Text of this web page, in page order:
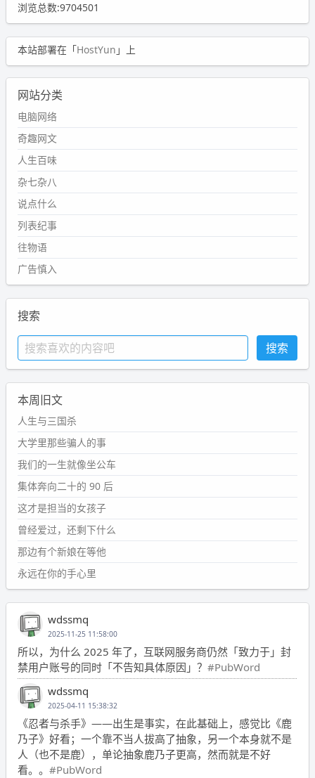
浏览总数:9704501
本站部署在「HostYun 」上
网站分类
电脑网络
奇趣网文
人生百味
杂七杂八
说点什么
列表纪事
往物语
广告慎入
搜索
本周旧文
人生与三国杀
大学里那些骗人的事
我们的一生就像坐公车
集体奔向二十的 90 后
这才是担当的女孩子
曾经爱过，还剩下什么
那边有个新娘在等他
永远在你的手心里
wdssmq
2025-11-25 11:58:00
所以，为什么 2025 年了，互联网服务商仍然「致力于」封
禁用户账号的同时「不告知具体原因」？ #PubWord
wdssmq
2025-04-11 15:38:32
《忍者与杀手》——出生是事实，在此基础上，感觉比《鹿
乃子》好看；一个靠不当人拔高了抽象，另一个本身就不是
人（也不是鹿），单论抽象鹿乃子更高，然而就是不好
看。。 #PubWord